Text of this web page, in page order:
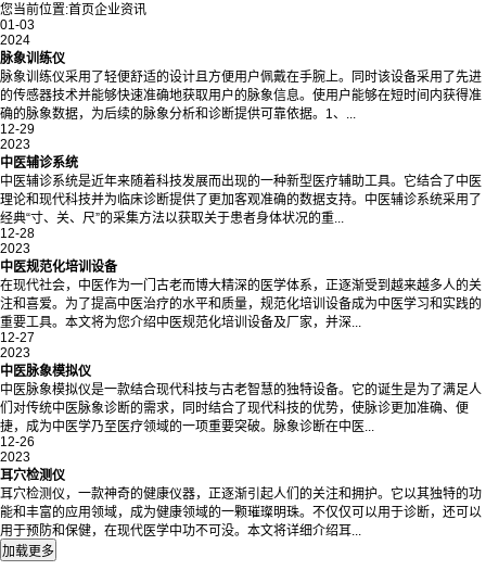
您当前位置:首页企业资讯
01-03
2024
脉象训练仪
脉象训练仪采用了轻便舒适的设计且方便用户佩戴在手腕上。同时该设备采用了先进
的传感器技术并能够快速准确地获取用户的脉象信息。使用户能够在短时间内获得准
确的脉象数据，为后续的脉象分析和诊断提供可靠依据。1、...
12-29
2023
中医辅诊系统
中医辅诊系统是近年来随着科技发展而出现的一种新型医疗辅助工具。它结合了中医
理论和现代科技并为临床诊断提供了更加客观准确的数据支持。中医辅诊系统采用了
经典“寸、关、尺”的采集方法以获取关于患者身体状况的重...
12-28
2023
中医规范化培训设备
在现代社会，中医作为一门古老而博大精深的医学体系，正逐渐受到越来越多人的关
注和喜爱。为了提高中医治疗的水平和质量，规范化培训设备成为中医学习和实践的
重要工具。本文将为您介绍中医规范化培训设备及厂家，并深...
12-27
2023
中医脉象模拟仪
中医脉象模拟仪是一款结合现代科技与古老智慧的独特设备。它的诞生是为了满足人
们对传统中医脉象诊断的需求，同时结合了现代科技的优势，使脉诊更加准确、便
捷，成为中医学乃至医疗领域的一项重要突破。脉象诊断在中医...
12-26
2023
耳穴检测仪
耳穴检测仪，一款神奇的健康仪器，正逐渐引起人们的关注和拥护。它以其独特的功
能和丰富的应用领域，成为健康领域的一颗璀璨明珠。不仅仅可以用于诊断，还可以
用于预防和保健，在现代医学中功不可没。本文将详细介绍耳...